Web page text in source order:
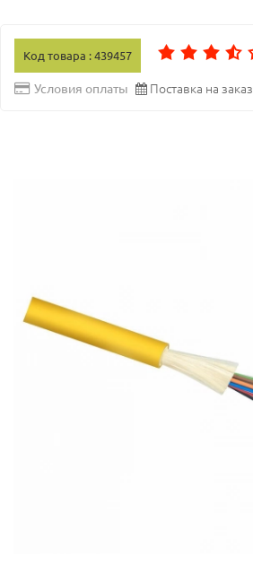
Код товара : 439457
Условия оплаты Поставка на заказ